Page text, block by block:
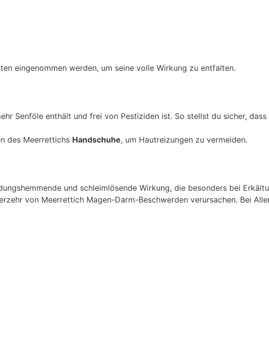
eingenommen werden, um seine volle Wirkung zu entfalten.
Senföle enthält und frei von Pestiziden ist. So stellst du sicher,
des Meerrettichs Handschuhe, um Hautreizungen zu vermeiden.
und schleimlösende Wirkung, die besonders bei
von Meerrettich Magen-Darm-Beschwerden verursachen. Bei